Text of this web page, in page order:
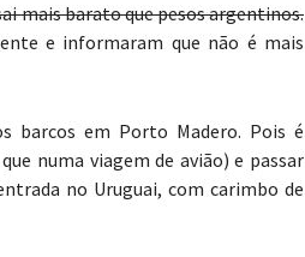
mais barato que pesos argentinos.
e informaram que não é mais
barcos em Porto Madero. Pois é
numa viagem de avião) e passar
no Uruguai, com carimbo de